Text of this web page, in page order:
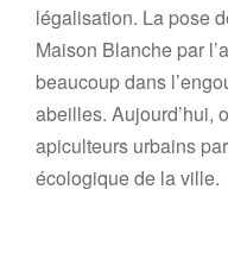
légalisation. La pose
Maison Blanche par
beaucoup dans
abeilles. Aujourd’hui,
apiculteurs urbains
écologique de la ville.